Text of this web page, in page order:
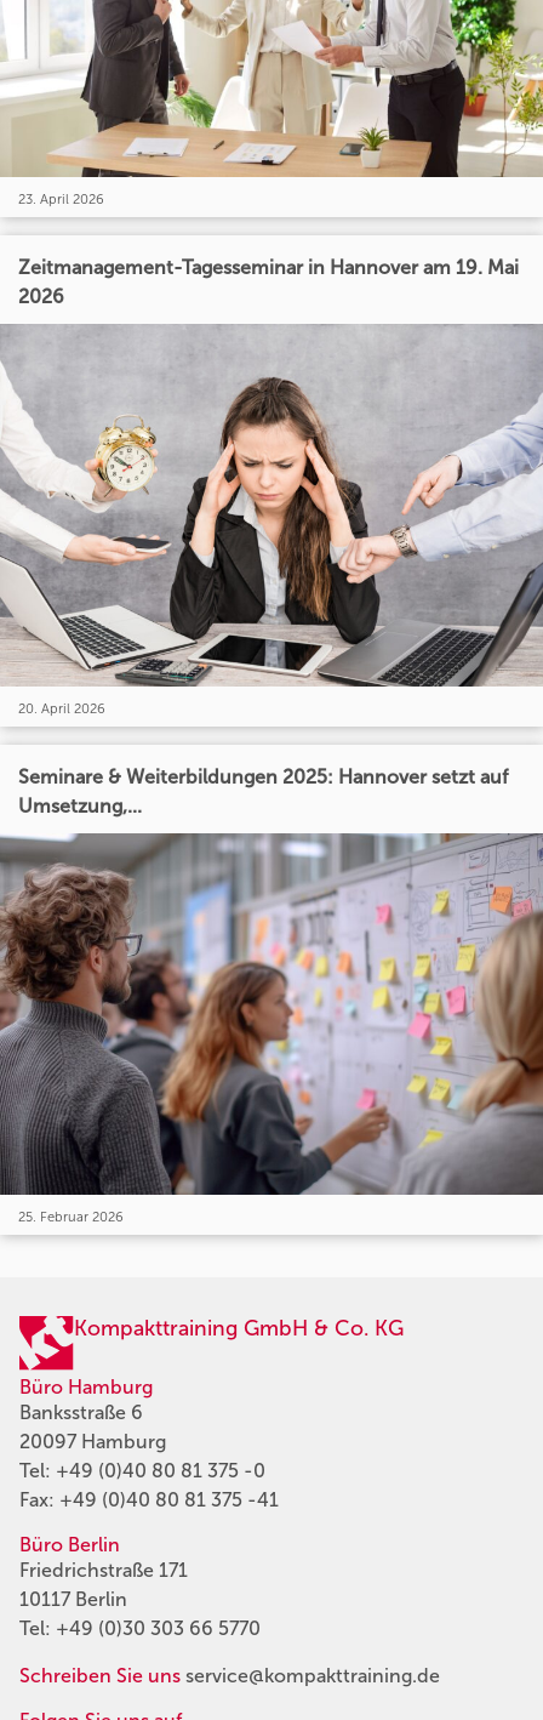
23. April 2026
Zeitmanagement-Tagesseminar in Hannover am 19. Mai
2026
20. April 2026
Seminare & Weiterbildungen 2025: Hannover setzt auf
Umsetzung,...
25. Februar 2026
Kompakttraining GmbH & Co. KG
Büro Hamburg
Banksstraße 6
20097 Hamburg
Tel: +49 (0)40 80 81 375 -0
Fax: +49 (0)40 80 81 375 -41
Büro Berlin
Friedrichstraße 171
10117 Berlin
Tel: +49 (0)30 303 66 5770
Schreiben Sie uns service@kompakttraining.de